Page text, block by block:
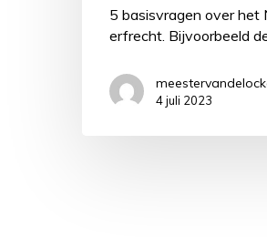
5 basisvragen over het
erfrecht. Bijvoorbeeld
4 juli 2023